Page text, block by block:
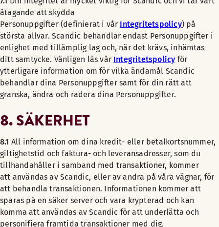
åtagande att skydda
Personuppgifter (definierat i vår Integritetspolicy) på
största allvar. Scandic behandlar endast Personuppgifter i
enlighet med tillämplig lag och, när det krävs, inhämtas
ditt samtycke. Vänligen läs vår Integritetspolicy för
ytterligare information om för vilka ändamål Scandic
behandlar dina Personuppgifter samt för din rätt att
granska, ändra och radera dina Personuppgifter.
8. SÄKERHET
8.1 All information om dina kredit- eller betalkortsnummer,
giltighetstid och faktura- och leveransadresser, som du
tillhandahåller i samband med transaktioner, kommer
att användas av Scandic, eller av andra på våra vägnar, för
att behandla transaktionen. Informationen kommer att
sparas på en säker server och vara krypterad och kan
komma att användas av Scandic för att underlätta och
personifiera framtida transaktioner med dig.